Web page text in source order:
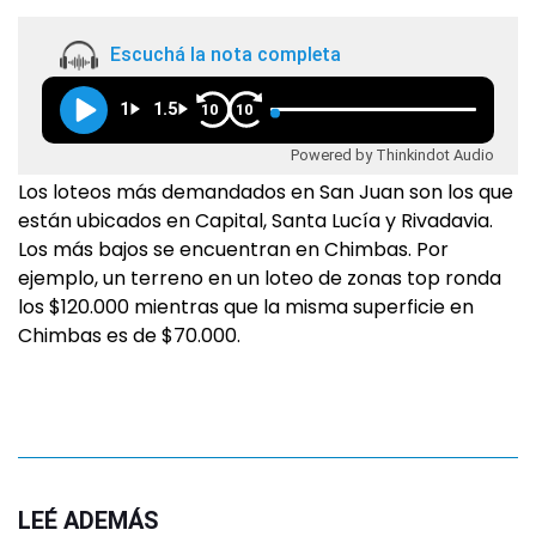
Escuchá la nota completa
1 1.5 10 10
Powered by Thinkindot Audio
Los loteos más demandados en San Juan son los que
están ubicados en Capital, Santa Lucía y Rivadavia.
Los más bajos se encuentran en Chimbas. Por
ejemplo, un terreno en un loteo de zonas top ronda
los $120.000 mientras que la misma superficie en
Chimbas es de $70.000.
LEÉ ADEMÁS